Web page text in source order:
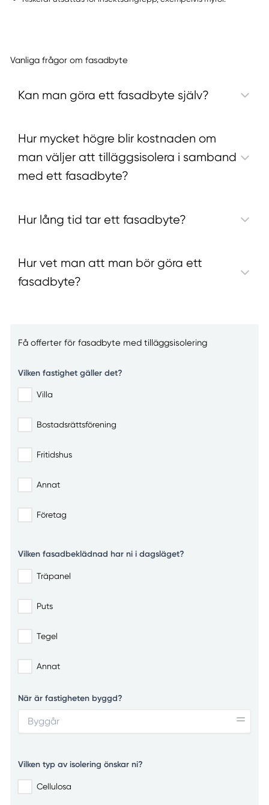
Vanliga frågor om fasadbyte
Kan man göra ett fasadbyte själv?
Hur mycket högre blir kostnaden om
man väljer att tilläggsisolera i samband
med ett fasadbyte?
Hur lång tid tar ett fasadbyte?
Hur vet man att man bör göra ett
fasadbyte?
Få offerter för fasadbyte med tilläggsisolering
Vilken fastighet gäller det?
Villa
Bostadsrättsförening
Fritidshus
Annat
Företag
Vilken fasadbeklädnad har ni i dagsläget?
Träpanel
Puts
Tegel
Annat
När är fastigheten byggd?
Vilken typ av isolering önskar ni?
Cellulosa